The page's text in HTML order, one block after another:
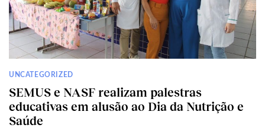
UNCATEGORIZED
SEMUS e NASF realizam palestras
educativas em alusão ao Dia da Nutrição e
Saúde